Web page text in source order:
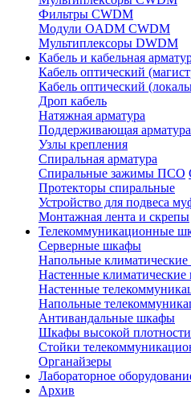
Фильтры CWDM
Модули OADM CWDM
Мультиплексоры DWDM
Кабель и кабельная
Кабель оптический
Кабель оптический
Дроп кабель
Натяжная арматура
Поддерживающая арматура
Узлы крепления
Спиральная арматура
Спиральные зажимы ПСО
Протекторы спиральные
Устройство для подвеса
Монтажная лента и скрепы
Телекоммуникационные
Серверные шкафы
Напольные
Настенные
Настенные
Напольные
Антивандальные шкафы
Шкафы высокой
Стойки
Органайзеры
Лабораторное
Архив